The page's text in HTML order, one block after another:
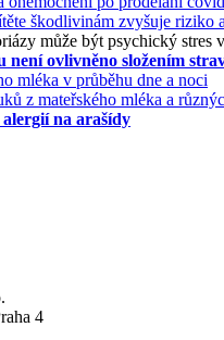
škodlivinám zvyšuje riziko
může být psychický stres
není ovlivněno složením
mléka v průběhu dne a noci
z mateřského mléka a
na arašídy
4